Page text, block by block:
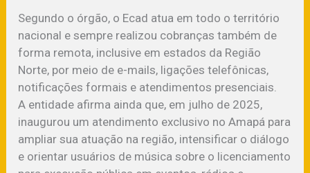
Segundo o órgão, o Ecad atua em todo o território
nacional e sempre realizou cobranças também de
forma remota, inclusive em estados da Região
Norte, por meio de e-mails, ligações telefônicas,
notificações formais e atendimentos presenciais.
A entidade afirma ainda que, em julho de 2025,
inaugurou um atendimento exclusivo no Amapá para
ampliar sua atuação na região, intensificar o diálogo
e orientar usuários de música sobre o licenciamento